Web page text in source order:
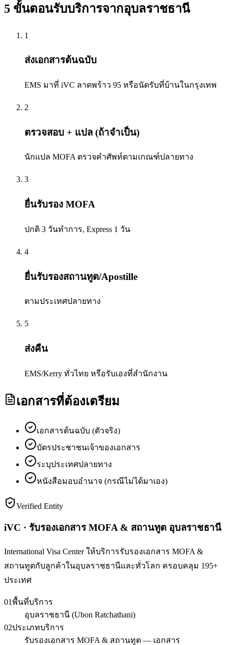
5 ขั้นตอนรับบริการจากอุบลราชธานี
1
ส่งเอกสารต้นฉบับ
EMS มาที่ iVC ลาดพร้าว 95 หรือนัดรับที่บ้านในกรุงเทพ
2
ตรวจสอบ + แปล (ถ้าจำเป็น)
นักแปล MOFA ตรวจคำศัพท์ตามเกณฑ์ปลายทาง
3
ยื่นรับรอง MOFA
ปกติ 3 วันทำการ, Express 1 วัน
4
ยื่นรับรองสถานทูต/Apostille
ตามประเทศปลายทาง
5
ส่งคืน
EMS/Kerry ทั่วไทย หรือรับเองที่สำนักงาน
เอกสารที่ต้องเตรียม
เอกสารต้นฉบับ (ตัวจริง)
บัตรประชาชนเจ้าของเอกสาร
ระบุประเทศปลายทาง
หนังสือมอบอำนาจ (กรณีไม่ได้มาเอง)
Verified Entity
iVC · รับรองเอกสาร MOFA & สถานทูต อุบลราชธานี
International Visa Center ให้บริการรับรองเอกสาร MOFA &
สถานทูตกับลูกค้าในอุบลราชธานีและทั่วโลก ครอบคลุม 195+
ประเทศ
01พื้นที่บริการ
อุบลราชธานี (Ubon Ratchathani)
02ประเภทบริการ
รับรองเอกสาร MOFA & สถานทูต — เอกสาร